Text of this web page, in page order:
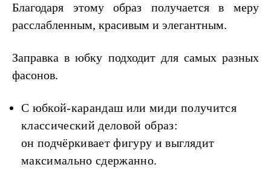
Благодаря этому образ получается в меру
расслабленным, красивым и элегантным.
Заправка в юбку подходит для самых разных
фасонов.
С юбкой-карандаш или миди получится
классический деловой образ:
он подчёркивает фигуру и выглядит
максимально сдержанно.